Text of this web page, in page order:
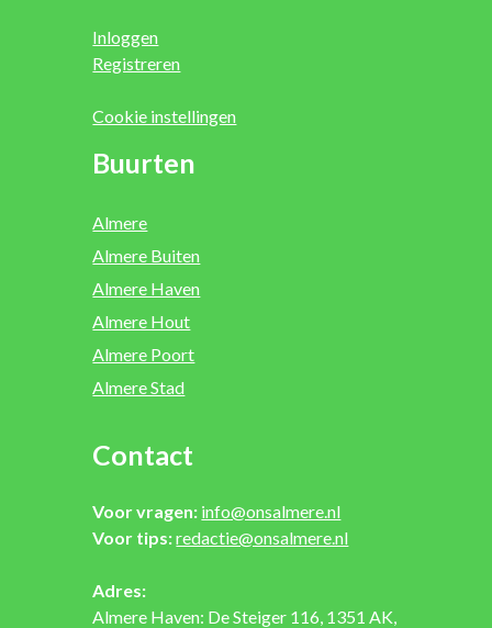
Inloggen
Registreren
Cookie instellingen
Buurten
Almere
Almere Buiten
Almere Haven
Almere Hout
Almere Poort
Almere Stad
Contact
Voor vragen: info@onsalmere.nl
Voor tips:redactie@onsalmere.nl
Adres:
Almere Haven: De Steiger 116, 1351 AK,